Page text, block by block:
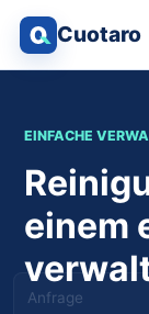
Cuotaro
Anfrage
EINFACHE
einem